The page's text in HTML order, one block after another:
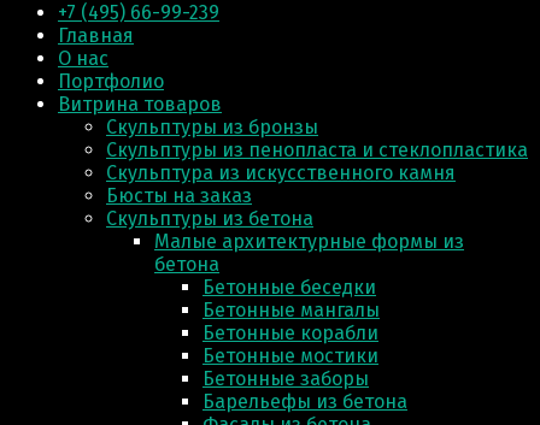
+7 (495) 66-99-239
Главная
О нас
Портфолио
Витрина товаров
Скульптуры из бронзы
Скульптуры из пенопласта и стеклопластика
Скульптура из искусственного камня
Бюсты на заказ
Скульптуры из бетона
Малые архитектурные формы из
бетона
Бетонные беседки
Бетонные мангалы
Бетонные корабли
Бетонные мостики
Бетонные заборы
Барельефы из бетона